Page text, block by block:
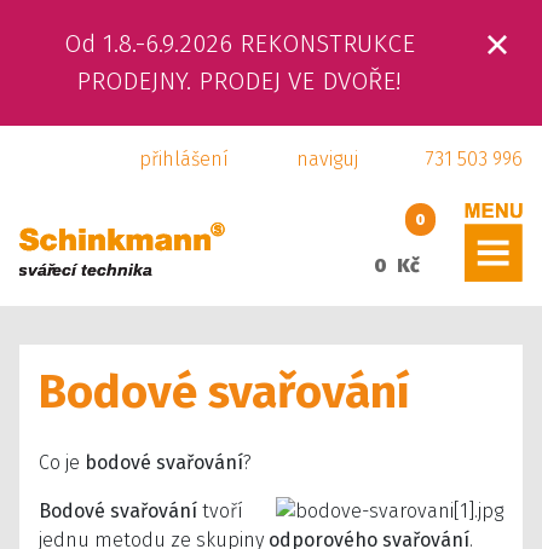
Od 1.8.-6.9.2026 REKONSTRUKCE
PRODEJNY. PRODEJ VE DVOŘE!
731 503 996
naviguj
přihlášení
0
0 Kč
ÚVOD
KAMENNÁ PRODEJNA
E-SHOP
Bodové svařování
Co je bodové svařování?
Bodové svařování tvoří
jednu metodu ze skupiny odporového svařování.